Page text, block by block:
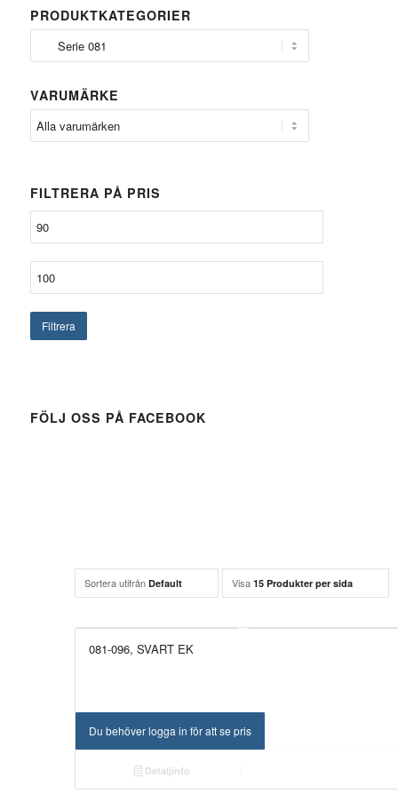
Sortera utifrån Default Visa 15 Produkter per sida
081-096, SVART EK
Du behöver logga in för att se pris
Detaljinfo
PRODUKTKATEGORIER
VARUMÄRKE
FILTRERA PÅ PRIS
Filtrera
FÖLJ OSS PÅ FACEBOOK